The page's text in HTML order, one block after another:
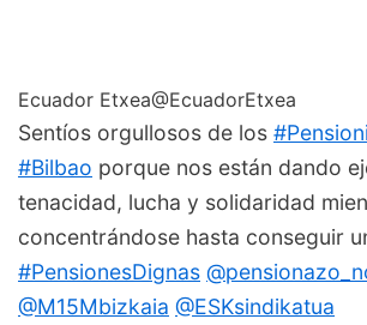
Ecuador Etxea@EcuadorEtxea
Sentíos orgullosos de los #
#Bilbao porque nos están dando
tenacidad, lucha y solidaridad
concentrándose hasta conseguir
#PensionesDignas @
@M15Mbizkaia @ESKsindikatua